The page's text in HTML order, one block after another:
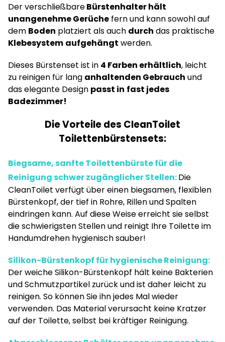
Der verschließbareBürstenhalter hält
unangenehme Gerüche fern und kann sowohl auf
dem Boden platziert als auch durch das praktische
Klebesystem aufgehängt werden.
Dieses Bürstenset ist in 4 Farben erhältlich, leicht
zu reinigen für lang anhaltenden Gebrauch und
das elegante Design passt in fast jedes
Badezimmer!
Die Vorteile des CleanToilet
Toilettenbürstensets:
Biegsame, sanfte Toilettenbürste für die
Reinigung schwer zugänglicher Stellen:Die
CleanToilet verfügt über einen biegsamen, flexiblen
Bürstenkopf, der tief in Rohre, Rillen und Spalten
eindringen kann. Auf diese Weise erreicht sie selbst
die schwierigsten Stellen und reinigt Ihre Toilette im
Handumdrehen hygienisch sauber!
Silikon-Bürstenkopf für hygienische Reinigung:
Der weiche Silikon-Bürstenkopf hält keine Bakterien
und Schmutzpartikel zurück und ist daher leicht zu
reinigen. So können Sie ihn jedes Mal wieder
verwenden. Das Material verursacht keine Kratzer
auf der Toilette, selbst bei kräftiger Reinigung.